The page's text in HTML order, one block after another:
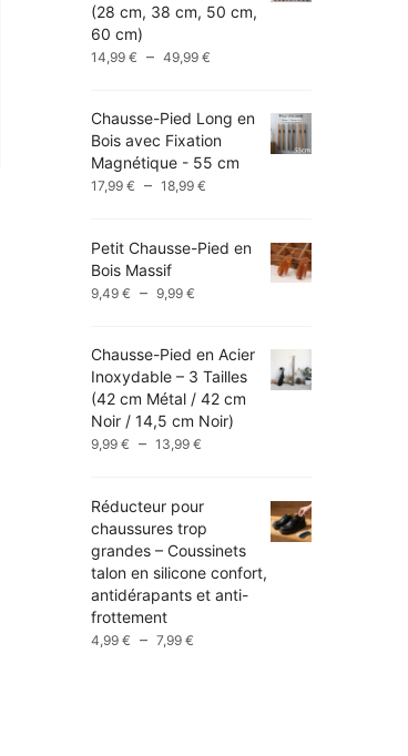
(28 cm, 38 cm, 50 cm,
60 cm)
14,99€ – 49,99€
14,99 €
à
49,99 €
Chausse-Pied Long en
Bois avec Fixation
Magnétique - 55 cm
17,99€ – 18,99€
17,99 €
Petit Chausse-Pied en
Bois Massif
9,49€ – 9,99€
9,49 €
à
9,99 €
Chausse-Pied en Acier
Inoxydable – 3 Tailles
(42 cm Métal / 42 cm
Noir / 14,5 cm Noir)
9,99€ – 13,99€
9,99 €
à
13,99 €
Réducteur pour
chaussures trop
grandes – Coussinets
talon en silicone confort,
antidérapants et anti-
frottement
4,99€ – 7,99€